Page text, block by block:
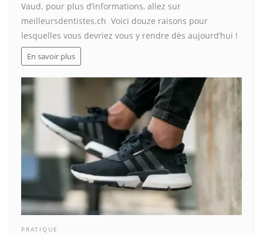
Vaud. pour plus d’informations, allez sur
meilleursdentistes.ch Voici douze raisons pour
lesquelles vous devriez vous y rendre dès aujourd’hui !
En savoir plus
PRATIQUE